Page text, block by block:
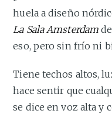
huela a diseño
La Sala Amsterdam
eso, pero sin frío ni
Tiene techos altos,
hace sentir que
se dice en voz alta y